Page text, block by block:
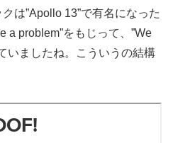
は”Apollo 13”で有名になった
a problem”をもじって、”We
いましたね。こういうの結構